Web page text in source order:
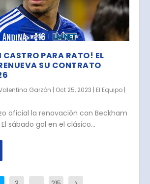
CASTRO PARA RATO! EL
SU CONTRATO
Garzón | Oct 25, 2023 | El Equipo |
oficial la renovación con Beckham
sábado gol en el clásico...